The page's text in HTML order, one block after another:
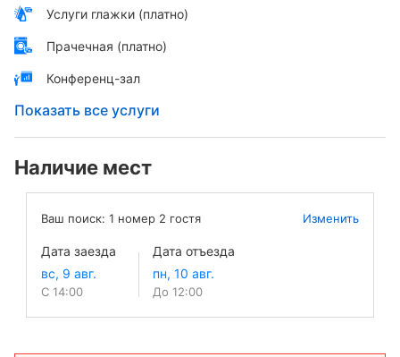
Услуги глажки (платно)
Прачечная (платно)
Конференц-зал
Показать все услуги
Наличие мест
Ваш поиск: 1 номер 2 гостя Изменить
Дата заезда
С 14:00
Дата отъезда
До 12:00